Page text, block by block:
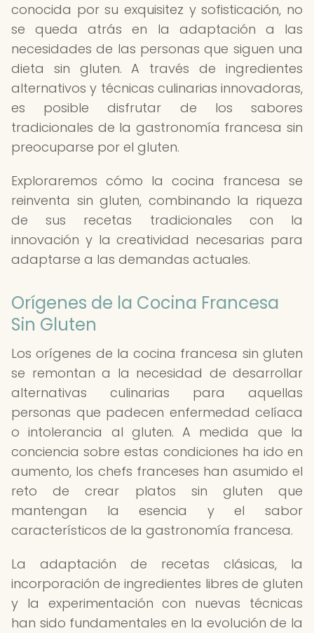
conocida por su exquisitez y sofisticación, no
se queda atrás en la adaptación a las
necesidades de las personas que siguen una
dieta sin gluten. A través de ingredientes
alternativos y técnicas culinarias innovadoras,
es posible disfrutar de los sabores
tradicionales de la gastronomía francesa sin
preocuparse por el gluten.
Exploraremos cómo la cocina francesa se
reinventa sin gluten, combinando la riqueza
de sus recetas tradicionales con la
innovación y la creatividad necesarias para
adaptarse a las demandas actuales.
Orígenes de la Cocina Francesa
Sin Gluten
Los orígenes de la cocina francesa sin gluten
se remontan a la necesidad de desarrollar
alternativas culinarias para aquellas
personas que padecen enfermedad celíaca
o intolerancia al gluten. A medida que la
conciencia sobre estas condiciones ha ido en
aumento, los chefs franceses han asumido el
reto de crear platos sin gluten que
mantengan la esencia y el sabor
característicos de la gastronomía francesa.
La adaptación de recetas clásicas, la
incorporación de ingredientes libres de gluten
y la experimentación con nuevas técnicas
han sido fundamentales en la evolución de la